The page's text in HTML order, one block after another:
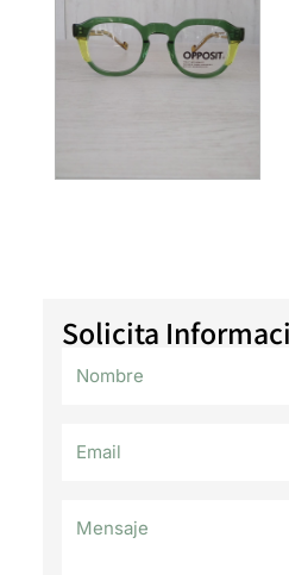
Solicita